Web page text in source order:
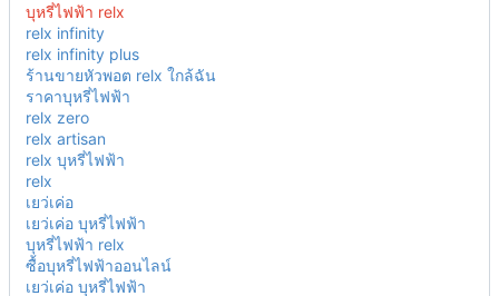
บุหรี่ไฟฟ้า relx
relx infinity
relx infinity plus
ร้านขายหัวพอต relx ใกล้ฉัน
ราคาบุหรี่ไฟฟ้า
relx zero
relx artisan
relx บุหรี่ไฟฟ้า
relx
เยว่เค่อ
เยว่เค่อ บุหรี่ไฟฟ้า
บุหรี่ไฟฟ้า relx
ซื้อบุหรี่ไฟฟ้าออนไลน์
เยว่เค่อ บุหรี่ไฟฟ้า